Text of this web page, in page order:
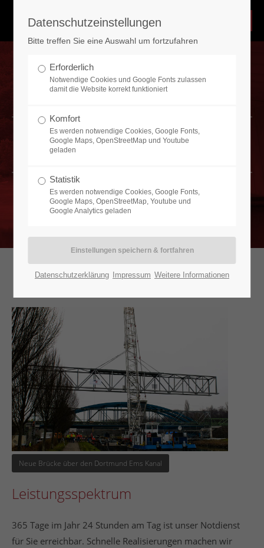
Notdienst 24Std/365Tagen
Über unserem Notdienst sind wir 365 Tage im Jahr 24
Stunden erreichbar. Schnelle Realisierungen machen wir
möglich durch einen großen Vorrat an Baumaterialien,
Stapelmaterialien, die wir ständig auf dem eigenen Bauhof
bevorraten.
Nehmen Sie Kontakt mit uns auf
Heinrich Send GmbH
Industriestraße 2
Haben Sie Fragen?
+49 2367 9996-0
info@hsend.de
Unsere Bürozeiten:
Mo-Fr 7:30 - 16:30
Über uns
Heinrich Send GmbH
Die Heinrich Send GmbH ist ein mittelständisches,
inhabergeführtes Bauunternehmen und kann auf eine
über 100-jährige Tradition zurückblicken.
Unser Leistungsspektrum
Neue Brücke über den Dortmund Ems Kanal
Leistungsspektrum
365 Tage im Jahr 24 Stunden am Tag ist unser Notdienst
für Sie erreichbar. Schnelle Realisierungen machen wir
Datenschutzeinstellungen
Bitte treffen Sie eine Auswahl um fortzufahren
Erforderlich
Notwendige Cookies und Google Fonts zulassen
damit die Website korrekt funktioniert
Komfort
Es werden notwendige Cookies, Google Fonts,
Google Maps, OpenStreetMap und Youtube
geladen
Statistik
Es werden notwendige Cookies, Google Fonts,
Google Maps, OpenStreetMap, Youtube und
Google Analytics geladen
Datenschutzerklärung Impressum Weitere Informationen